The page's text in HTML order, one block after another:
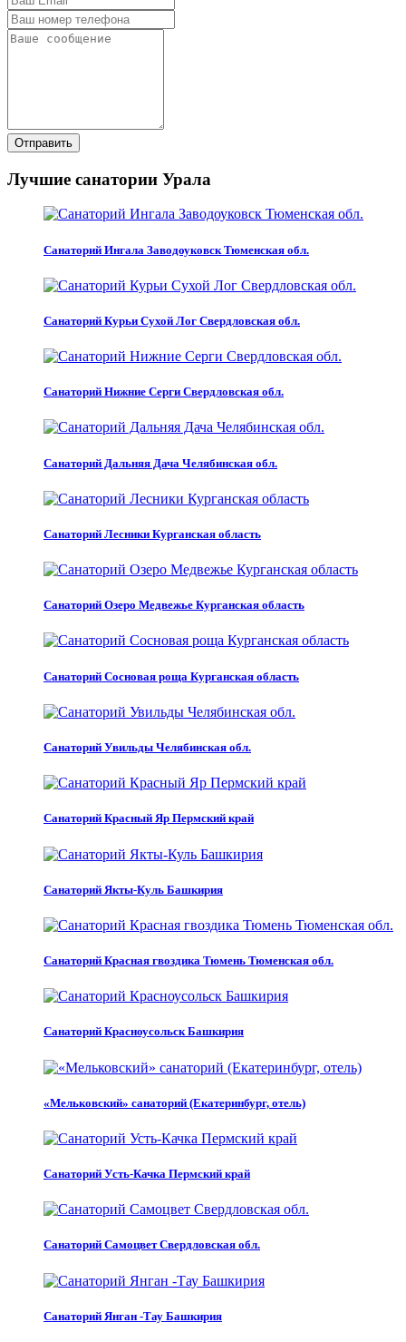
Отправить
Лучшие санатории Урала
Санаторий Ингала Заводоуковск Тюменская обл.
Санаторий Курьи Сухой Лог Свердловская обл.
Санаторий Нижние Серги Свердловская обл.
Санаторий Дальняя Дача Челябинская обл.
Санаторий Лесники Курганская область
Санаторий Озеро Медвежье Курганская область
Санаторий Сосновая роща Курганская область
Санаторий Увильды Челябинская обл.
Санаторий Красный Яр Пермский край
Санаторий Якты-Куль Башкирия
Санаторий Красная гвоздика Тюмень Тюменская обл.
Санаторий Красноусольск Башкирия
«Мельковский» санаторий (Екатеринбург, отель)
Санаторий Усть-Качка Пермский край
Санаторий Самоцвет Свердловская обл.
Санаторий Янган -Тау Башкирия